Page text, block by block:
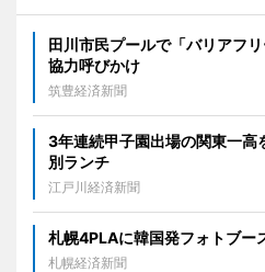
田川市民プールで「バリアフ
協力呼びかけ
筑豊経済新聞
3年連続甲子園出場の関東一
別ランチ
江戸川経済新聞
札幌4PLAに韓国発フォトブ
札幌経済新聞